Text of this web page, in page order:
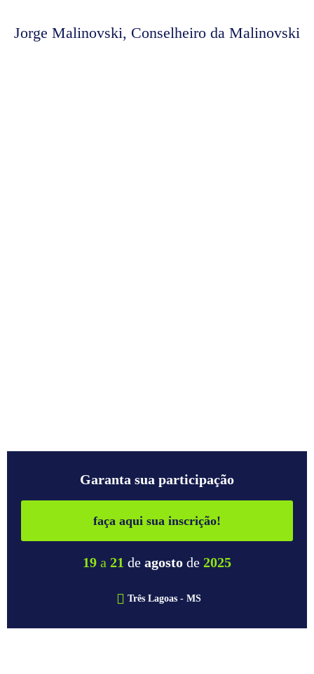
Jorge Malinovski, Conselheiro da Malinovski
Garanta sua participação
faça aqui sua inscrição!
19 a 21 de agosto de 2025
Três Lagoas - MS